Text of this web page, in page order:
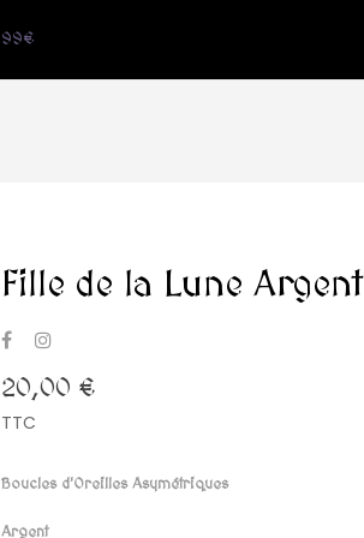
99€
Fille de la Lune Argent
20,00 €
TTC
Boucles d'Oreilles Asymétriques
Argent